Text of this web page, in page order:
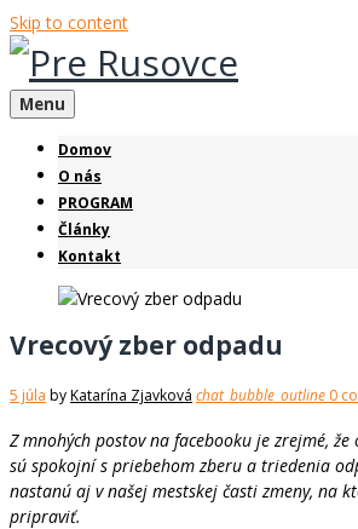
Skip to content
Menu
Domov
O nás
PROGRAM
Články
Kontakt
Vrecový zber odpadu
5 júla byKatarína Zjavková chat_bubble_outline 0
Z mnohých postov na facebooku je zrejmé, že
sú spokojní s priebehom zberu a triedenia
nastanú aj v našej mestskej časti zmeny, na
pripraviť.